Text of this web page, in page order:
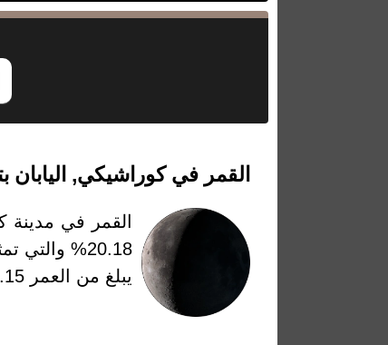
القمر في كوراشيكي, اليابان بتاريخ
القمر في مدينة
يبلغ من العمر 25.15 يومًا وتعتبر عدد الأيام التي مرت من أخر قمر جديد او بمعنى بداية الطور في هذا التاريخ.